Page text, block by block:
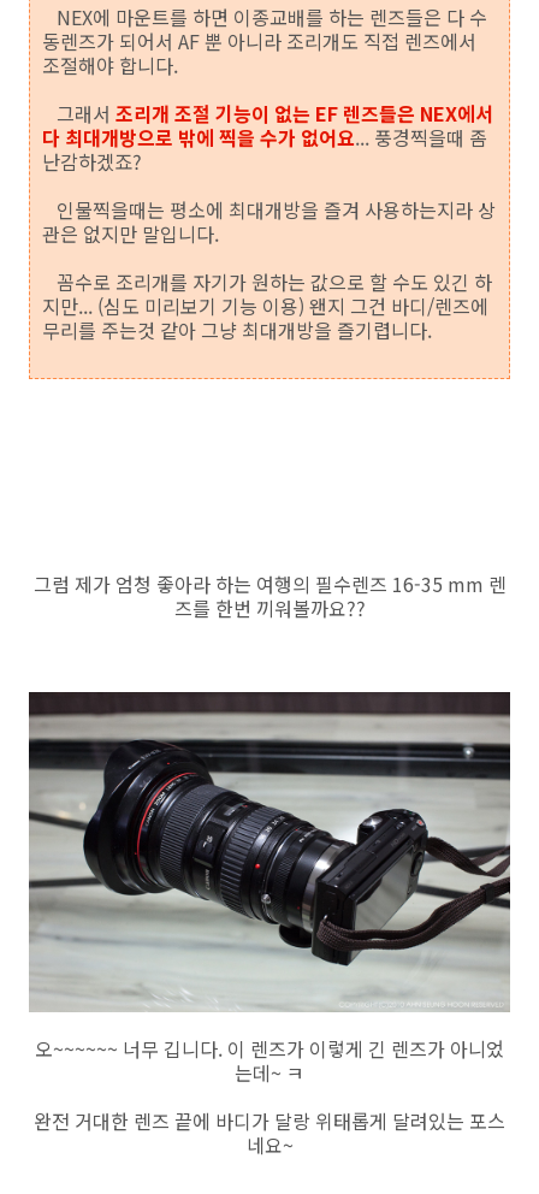
NEX에 마운트를 하면 이종교배를 하는 렌즈들은 다 수
동렌즈가 되어서 AF 뿐 아니라 조리개도 직접 렌즈에서
조절해야 합니다.
그래서 조리개 조절 기능이 없는 EF 렌즈들은 NEX에서
다 최대개방으로 밖에 찍을 수가 없어요... 풍경찍을때 좀
난감하겠죠?
인물찍을때는 평소에 최대개방을 즐겨 사용하는지라 상
관은 없지만 말입니다.
꼼수로 조리개를 자기가 원하는 값으로 할 수도 있긴 하
지만... (심도 미리보기 기능 이용) 왠지 그건 바디/렌즈에
무리를 주는것 같아 그냥 최대개방을 즐기렵니다.
그럼 제가 엄청 좋아라 하는 여행의 필수렌즈 16-35 mm 렌
즈를 한번 끼워볼까요??
오~~~~~~ 너무 깁니다. 이 렌즈가 이렇게 긴 렌즈가 아니었
는데~ ㅋ
완전 거대한 렌즈 끝에 바디가 달랑 위태롭게 달려있는 포스
네요~